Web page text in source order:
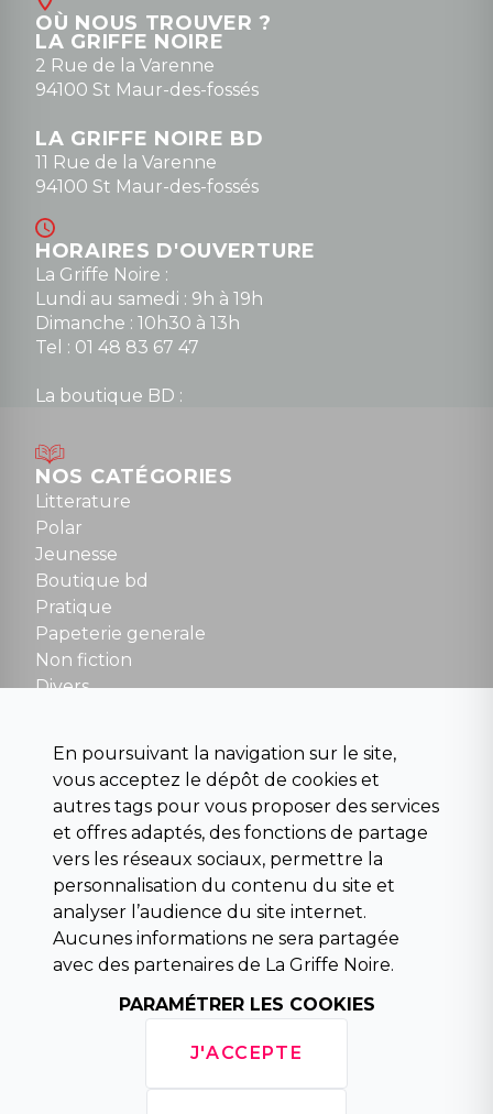
contact@la-griffe-noire.com
0148836747
OÙ NOUS TROUVER ?
LA GRIFFE NOIRE
2 Rue de la Varenne
94100 St Maur-des-fossés
LA GRIFFE NOIRE BD
11 Rue de la Varenne
94100 St Maur-des-fossés
HORAIRES D'OUVERTURE
La Griffe Noire :
Lundi au samedi : 9h à 19h
Dimanche : 10h30 à 13h
Tel : 01 48 83 67 47
La boutique BD :
Mardi au samedi : 10h à 13h / 14h à 19h
Dimanche : 10h30 à 12h30
Tel : 01 48 89 13 88
Fermé le dimanche en Juillet et Août
NOUS CONTACTER
contact@la-griffe-noire.com
NOS CATÉGORIES
Litterature
Polar
Jeunesse
Boutique bd
Pratique
Papeterie generale
Non fiction
Divers
Para scolaire
Histoire
Pochoteque
Pleiade
INFORMATIONS
Droit de rétractation
Conditions générales de vente
Mentions légales
Horaires d'ouverture
En poursuivant la navigation sur le site,
vous acceptez le dépôt de cookies et
autres tags pour vous proposer des services
et offres adaptés, des fonctions de partage
vers les réseaux sociaux, permettre la
personnalisation du contenu du site et
analyser l’audience du site internet.
Aucunes informations ne sera partagée
avec des partenaires de La Griffe Noire.
PARAMÉTRER LES COOKIES
J'ACCEPTE